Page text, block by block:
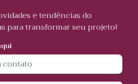
e tendências do
para transformar seu projeto!